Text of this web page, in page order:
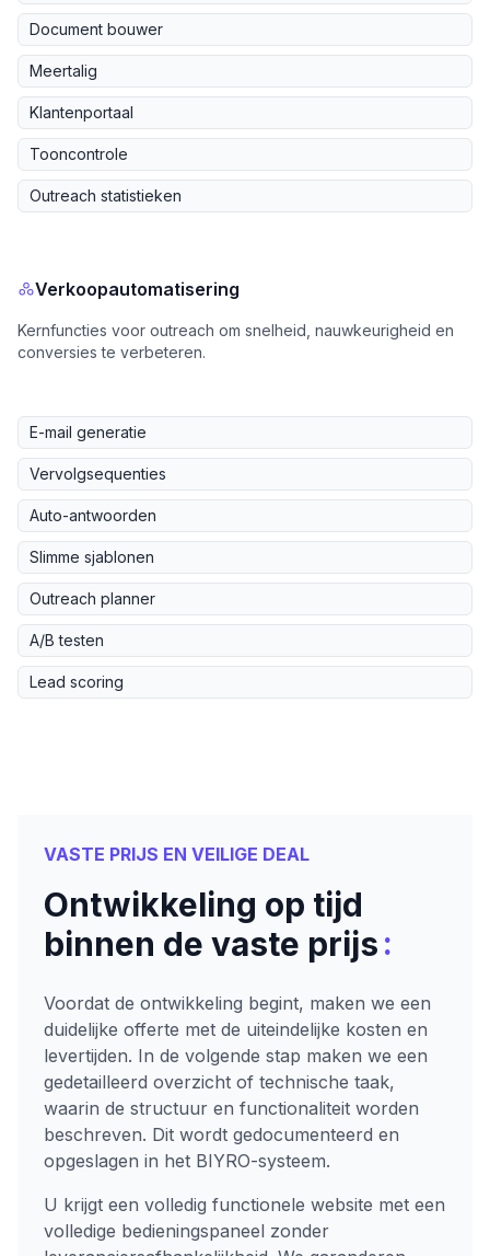
Document bouwer
Meertalig
Klantenportaal
Tooncontrole
Outreach statistieken
Verkoopautomatisering
Kernfuncties voor outreach om snelheid, nauwkeurigheid en
conversies te verbeteren.
E-mail generatie
Vervolgsequenties
Auto-antwoorden
Slimme sjablonen
Outreach planner
A/B testen
Lead scoring
VASTE PRIJS EN VEILIGE DEAL
Ontwikkeling op tijd
binnen de vaste prijs:
Voordat de ontwikkeling begint, maken we een
duidelijke offerte met de uiteindelijke kosten en
levertijden. In de volgende stap maken we een
gedetailleerd overzicht of technische taak,
waarin de structuur en functionaliteit worden
beschreven. Dit wordt gedocumenteerd en
opgeslagen in het BIYRO-systeem.
U krijgt een volledig functionele website met een
volledige bedieningspaneel zonder